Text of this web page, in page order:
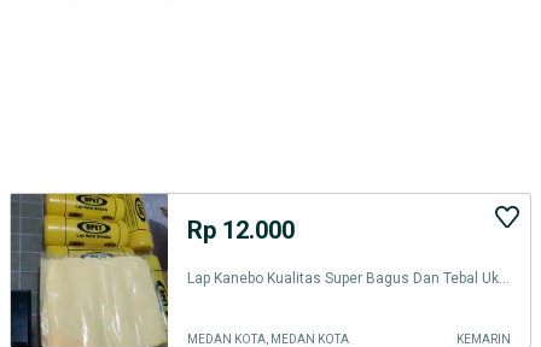
Rp 12.000
MEDAN KOTA, MEDAN KOTA KEMARIN